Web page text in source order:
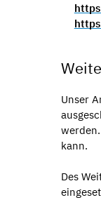
Unser
kann.
Des